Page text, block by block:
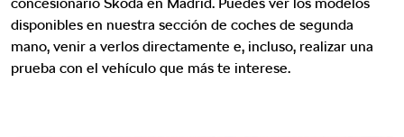
disponibles en nuestra sección de coches de segunda
mano, venir a verlos directamente e, incluso, realizar una
prueba con el vehículo que más te interese.